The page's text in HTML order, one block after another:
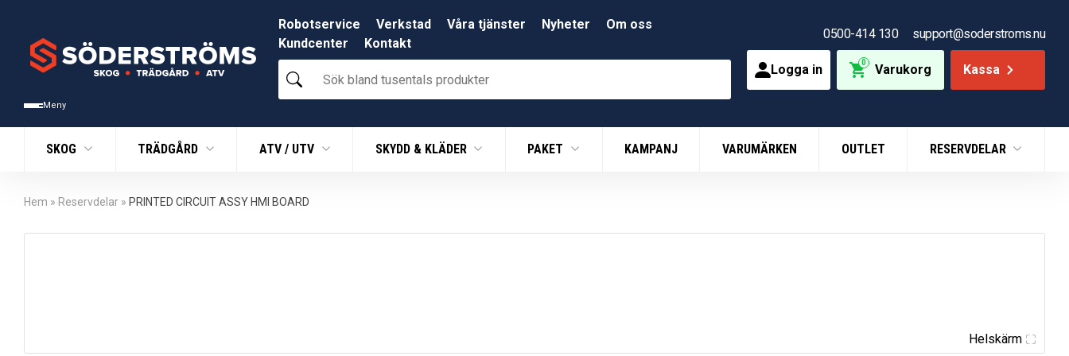
Meny
Robotservice Verkstad Våra tjänster Nyheter
Om oss
Kundcenter
Kontakt
Sök
bland
produkter
0500-414 130 support@soderstroms.nu
Logga in 0 Varukorg Kassa
SKOG TRÄDGÅRD ATV / UTV SKYDD & KLÄDER PAKET KAMPANJ VARUMÄRKEN OUTLET RESERVDELAR
Hem » Reservdelar » PRINTED CIRCUIT ASSY HMI BOARD
Helskärm